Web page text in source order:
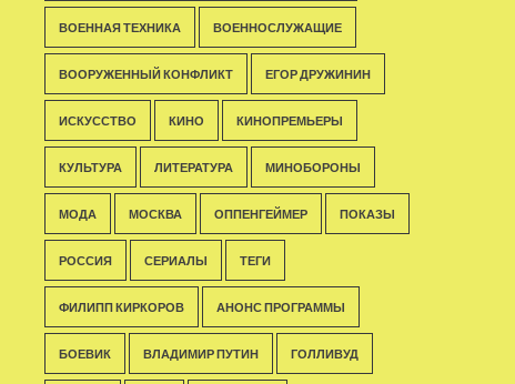
ВОЕННАЯ ТЕХНИКА ВОЕННОСЛУЖАЩИЕ
ВООРУЖЕННЫЙ КОНФЛИКТ ЕГОР ДРУЖИНИН
ИСКУССТВО КИНО КИНОПРЕМЬЕРЫ
КУЛЬТУРА ЛИТЕРАТУРА МИНОБОРОНЫ
МОДА МОСКВА ОППЕНГЕЙМЕР ПОКАЗЫ
РОССИЯ СЕРИАЛЫ ТЕГИ
ФИЛИПП КИРКОРОВ АНОНС ПРОГРАММЫ
БОЕВИК ВЛАДИМИР ПУТИН ГОЛЛИВУД